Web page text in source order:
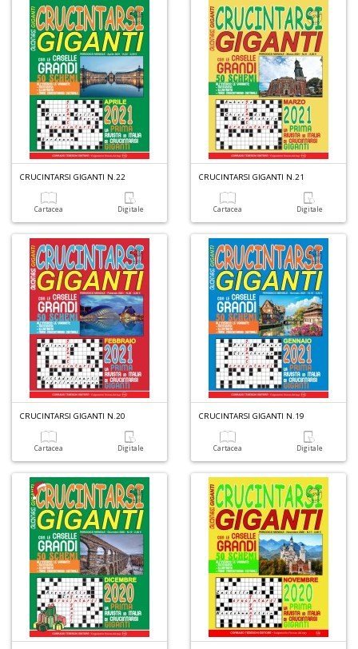
CRUCINTARSI GIGANTI N.22
Cartacea Digitale
CRUCINTARSI GIGANTI N.21
Cartacea Digitale
CRUCINTARSI GIGANTI N.20
Cartacea Digitale
CRUCINTARSI GIGANTI N.19
Cartacea Digitale